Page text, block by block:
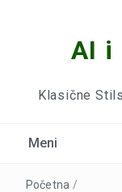
AI i
Klasične
Meni
Početna /